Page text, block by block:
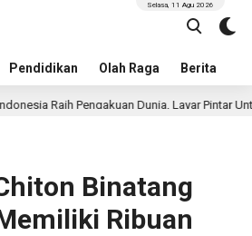
Pendidikan Olah Raga Berita
Selasa, 11 Agu 2026
Pengakuan Dunia, Layar Pintar Untuk
Binatang
Ribuan